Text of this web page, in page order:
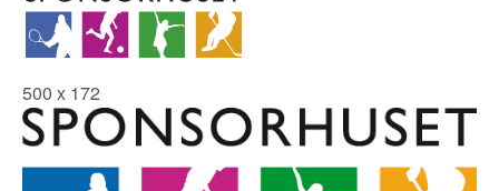
500 x 172